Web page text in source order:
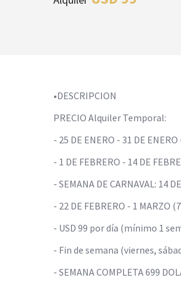
•DESCRIPCION
PRECIO Alquiler Temporal:
- 25 DE ENERO - 31 DE
- 1 DE FEBRERO - 14 DE
- SEMANA DE CARNAVAL: 14
- 22 DE FEBRERO - 1 MARZO
- USD 99 por día (mínimo 1
- Fin de semana (viernes,
- ⁠SEMANA COMPLETA 699